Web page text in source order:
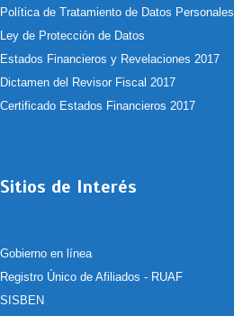
Política de Tratamiento de Datos Personales
Ley de Protección de Datos
Estados Financieros y Revelaciones 2017
Dictamen del Revisor Fiscal 2017
Certificado Estados Financieros 2017
Sitios de Interés
Gobierno en línea
Registro Único de Afiliados - RUAF
SISBEN